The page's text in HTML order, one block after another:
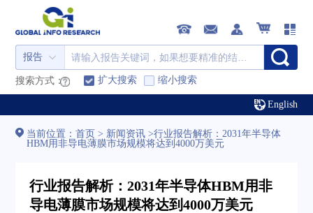
报告
搜索方式： 扩大搜索 缩小搜索
English
当前位置：首页> 新闻资讯>行业报告解析：2031年半导体
HBM用非导电薄膜市场规模将达到4000万美元
行业报告解析：2031年半导体HBM用非
导电薄膜市场规模将达到4000万美元